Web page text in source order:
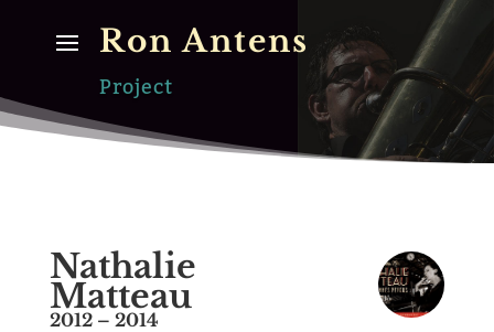
Ron Antens
Project
Nathalie
Matteau
2012 – 2014